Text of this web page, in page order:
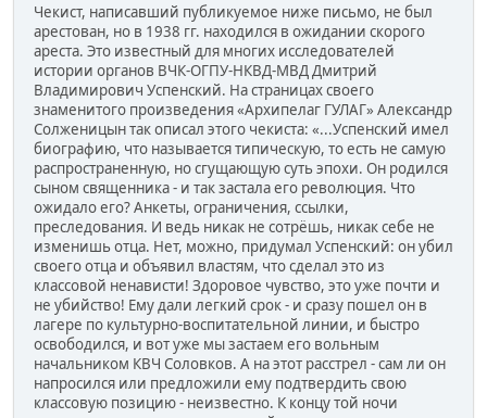
Чекист, написавший публикуемое ниже письмо, не был
арестован, но в 1938 гг. находился в ожидании скорого
ареста. Это известный для многих исследователей
истории органов ВЧК-ОГПУ-НКВД-МВД Дмитрий
Владимирович Успенский. На страницах своего
знаменитого произведения «Архипелаг ГУЛАГ» Александр
Солженицын так описал этого чекиста: «...Успенский имел
биографию, что называется типическую, то есть не самую
распространенную, но сгущающую суть эпохи. Он родился
сыном священника - и так застала его революция. Что
ожидало его? Анкеты, ограничения, ссылки,
преследования. И ведь никак не сотрёшь, никак себе не
изменишь отца. Нет, можно, придумал Успенский: он убил
своего отца и объявил властям, что сделал это из
классовой ненависти! Здоровое чувство, это уже почти и
не убийство! Ему дали легкий срок - и сразу пошел он в
лагере по культурно-воспитательной линии, и быстро
освободился, и вот уже мы застаем его вольным
начальником КВЧ Соловков. А на этот расстрел - сам ли он
напросился или предложили ему подтвердить свою
классовую позицию - неизвестно. К концу той ночи